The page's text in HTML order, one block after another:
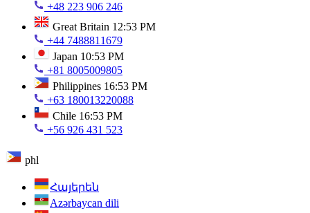
+48 223 906 246
Great Britain 12:53 PM
+44 7488811679
Japan 10:53 PM
+81 8005009805
Philippines 16:53 PM
+63 180013220088
Chile 16:53 PM
+56 926 431 523
phl
Հայերեն
Azərbaycan dili